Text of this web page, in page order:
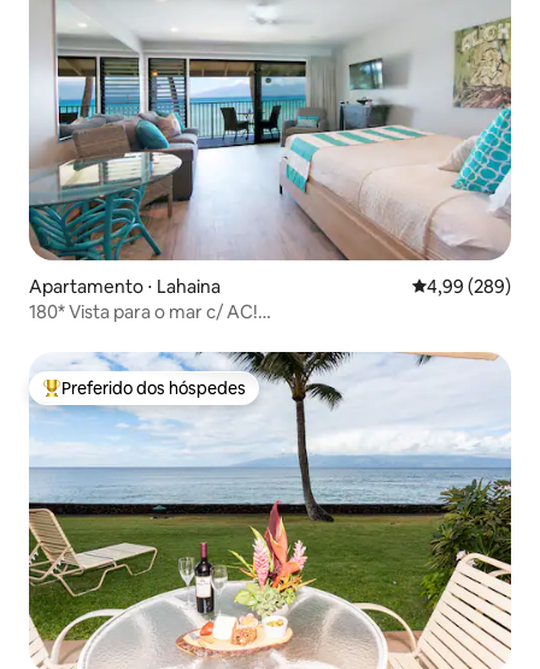
Apartamento ⋅ Lahaina 4,99 de uma
4,99 (289)
180* Vista para o mar c/ AC!
Entre os melhores preferidos dos hóspedes
Preferido dos hóspedes